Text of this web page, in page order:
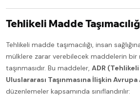
Tehlikeli Madde
Tehlikeli madde taşımacılığı, insan
mülklere zarar verebilecek maddelerin
taşınmasıdır. Bu maddeler, ADR
Uluslararası Taşınmasına İlişkin Avrupa
düzenlemeler kapsamında sınıflandırılır: